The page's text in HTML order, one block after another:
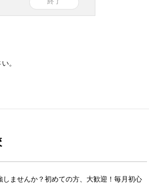
。
しませんか？初めての方、大歓迎！毎月初心